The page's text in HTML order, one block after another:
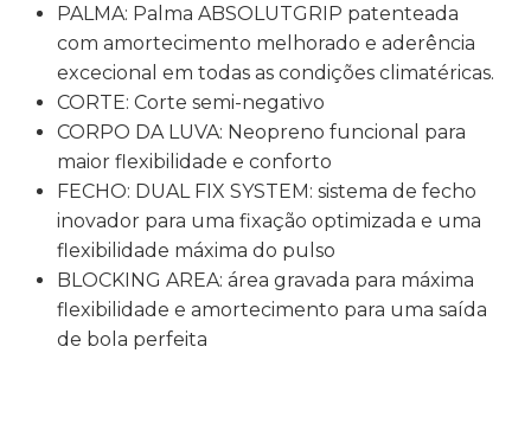
PALMA: Palma ABSOLUTGRIP patenteada
com amortecimento melhorado e aderência
excecional em todas as condições climatéricas.
CORTE: Corte semi-negativo
CORPO DA LUVA: Neopreno funcional para
maior flexibilidade e conforto
FECHO: DUAL FIX SYSTEM: sistema de fecho
inovador para uma fixação optimizada e uma
flexibilidade máxima do pulso
BLOCKING AREA: área gravada para máxima
flexibilidade e amortecimento para uma saída
de bola perfeita